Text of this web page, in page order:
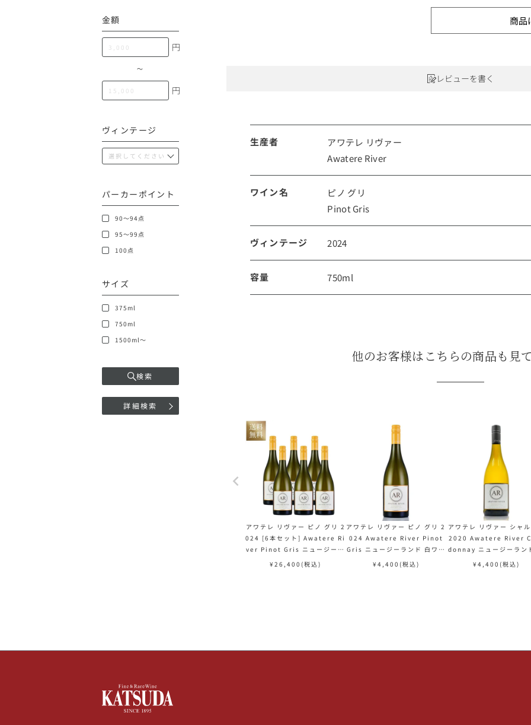
ペトリュス
スクリーミング・
金額
円
〜
円
ヴィンテージ
パーカーポイント
90～94点
95～99点
100点
サイズ
375ml
750ml
1500ml～
検索
詳細検索
商品
レビューを書く
生産者
アワテレ リヴァー
Awatere River
ワイン名
ピノ グリ
Pinot Gris
ヴィンテージ 2024
容量 750ml
他のお客様はこちらの商品も見
アワテレ リヴァー ピノ グリ 2
024 [6本セット] Awatere Ri
ver Pinot Gris ニュージーラ
ンド 白ワイン
¥26,400 (税込)
アワテレ リヴァー ピノ グリ 2
024 Awatere River Pinot
Gris ニュージーランド 白ワイ
ン
¥ 4,400 (税込)
アワテレ リヴァー シャ
2020 Awatere River
donnay ニュージーラン
ワイン
¥4,400 (税込)